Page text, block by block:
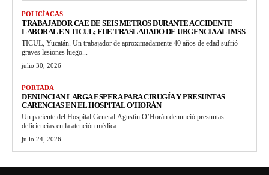
POLICÍACAS
TRABAJADOR CAE DE SEIS METROS DURANTE ACCIDENTE
LABORAL EN TICUL; FUE TRASLADADO DE URGENCIA AL IMSS
TICUL, Yucatán. Un trabajador de aproximadamente 40 años de edad sufrió
graves lesiones luego...
julio 30, 2026
PORTADA
DENUNCIAN LARGA ESPERA PARA CIRUGÍA Y PRESUNTAS
CARENCIAS EN EL HOSPITAL O’HORÁN
Un paciente del Hospital General Agustín O’Horán denunció presuntas
deficiencias en la atención médica...
julio 24, 2026